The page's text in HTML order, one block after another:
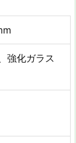
強化ガラス